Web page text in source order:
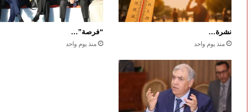
نشرة…
منذ يوم واحد
“فرصة”…
منذ يوم واحد